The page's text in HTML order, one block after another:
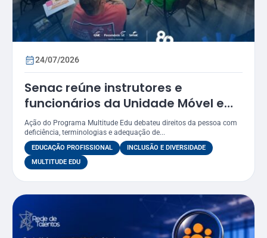
24/07/2026
Senac reúne instrutores e
funcionários da Unidade Móvel em
oficina sobre práticas inclusivas e
acessibilidade
Ação do Programa Multitude Edu debateu direitos da pessoa com
deficiência, terminologias e adequação de...
EDUCAÇÃO PROFISSIONAL
INCLUSÃO E DIVERSIDADE
MULTITUDE EDU